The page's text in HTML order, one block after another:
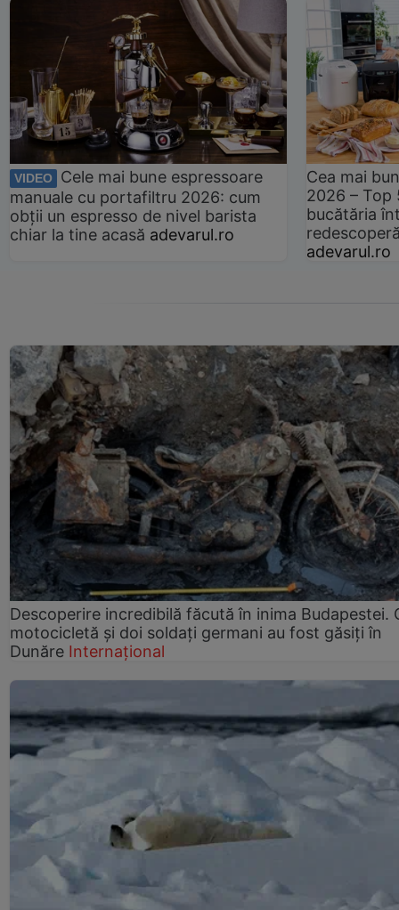
VIDEO
Cele mai bune espressoare
manuale cu portafiltru 2026: cum
obții un espresso de nivel barista
chiar la tine acasă adevarul.ro
Cea mai
2026 –
bucătăria
adevarul.ro
Descoperire incredibilă făcută în inima Budapestei.
motocicletă și doi soldați germani au fost găsiți în
Dunăre Internațional